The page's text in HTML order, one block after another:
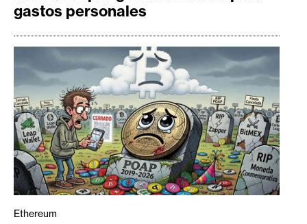
gastos personales
Ethereum